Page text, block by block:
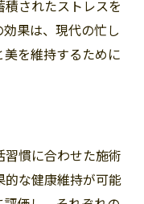
されたストレスを
果は、現代の忙し
を維持するために
慣に合わせた施術
的な健康維持が可能